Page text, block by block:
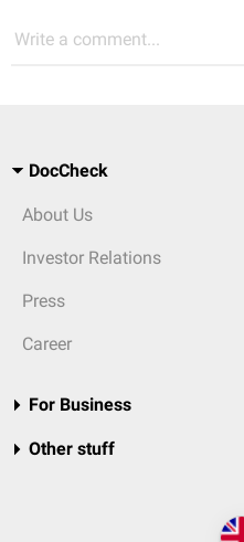
Write a comment...
DocCheck
About Us
Investor Relations
Press
Career
For Business
Other stuff